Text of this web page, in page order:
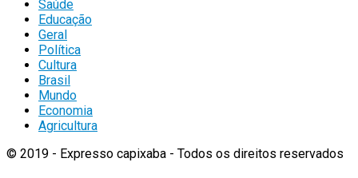
Saúde
Educação
Geral
Política
Cultura
Brasil
Mundo
Economia
Agricultura
© 2019 - Expresso capixaba - Todos os direitos reservados